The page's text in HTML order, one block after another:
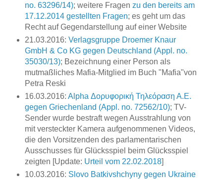
no. 63296/14); weitere Fragen zu den bereits am
17.12.2014 gestellten Fragen; es geht um das
Recht auf Gegendarstellung auf einer Website
21.03.2016: Verlagsgruppe Droemer Knaur
GmbH & Co KG gegen Deutschland (Appl. no.
35030/13); Bezeichnung einer Person als
mutmaßliches Mafia-Mitglied im Buch "Mafia"von
Petra Reski
16.03.2016: Alpha Δορυφορική Τηλεόραση Α.Ε.
gegen Griechenland (Appl. no. 72562/10); TV-
Sender wurde bestraft wegen Ausstrahlung von
mit versteckter Kamera aufgenommenen Videos,
die den Vorsitzenden des parlamentarischen
Ausschusses für Glücksspiel beim Glücksspiel
zeigten [Update: Urteil vom 22.02.2018]
10.03.2016: Slovo Batkivshchyny gegen Ukraine